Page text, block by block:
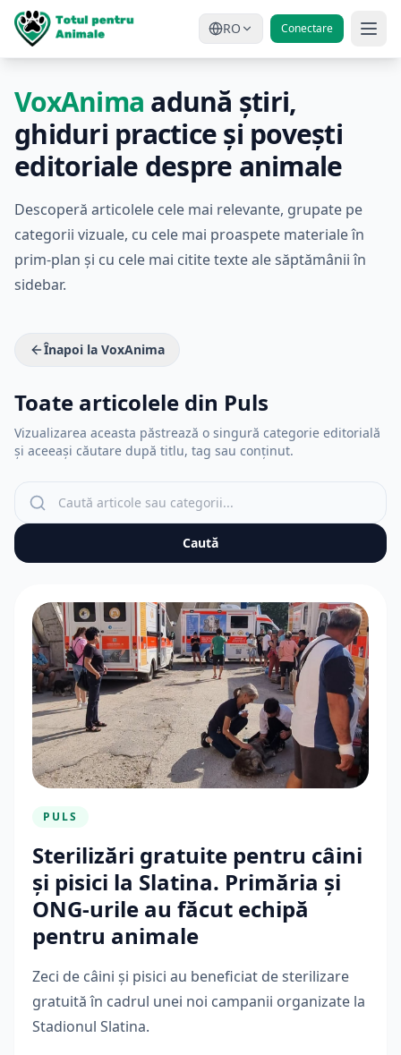
RO Conectare
VoxAnima adună știri,
ghiduri practice și povești
editoriale despre animale
Descoperă articolele cele mai relevante, grupate pe
categorii vizuale, cu cele mai proaspete materiale în
prim-plan și cu cele mai citite texte ale săptămânii în
sidebar.
Înapoi la VoxAnima
Toate articolele din Puls
Vizualizarea aceasta păstrează o singură categorie editorială
și aceeași căutare după titlu, tag sau conținut.
Caută
PULS
Sterilizări gratuite pentru câini
și pisici la Slatina. Primăria și
ONG-urile au făcut echipă
pentru animale
Zeci de câini și pisici au beneficiat de sterilizare
gratuită în cadrul unei noi campanii organizate la
Stadionul Slatina.